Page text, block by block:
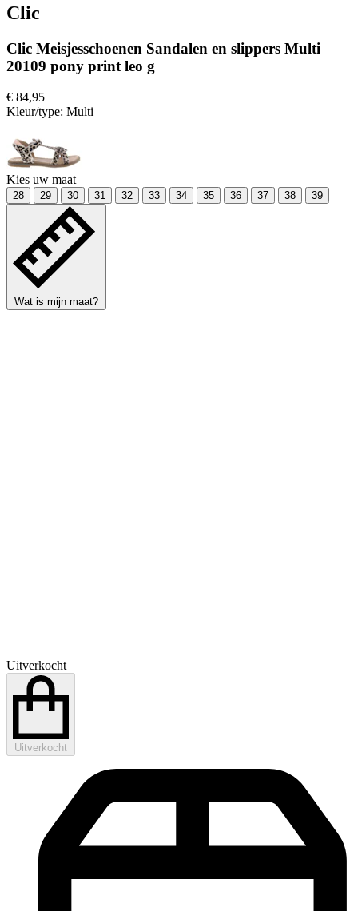
Clic
Clic Meisjesschoenen Sandalen en slippers Multi
20109 pony print leo g
€ 84,95
Kleur/type: Multi
Kies uw maat
28 29 30 31 32 33 34 35 36 37 38 39
Wat is mijn maat?
Uitverkocht
Uitverkocht